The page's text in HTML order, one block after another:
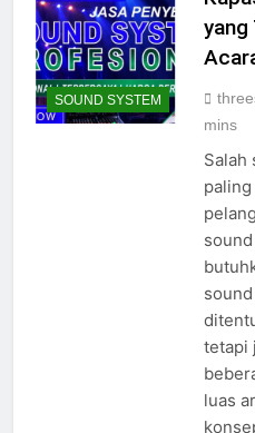
SOUND SYSTEM
yang
threes
Salah
tetapi
luas